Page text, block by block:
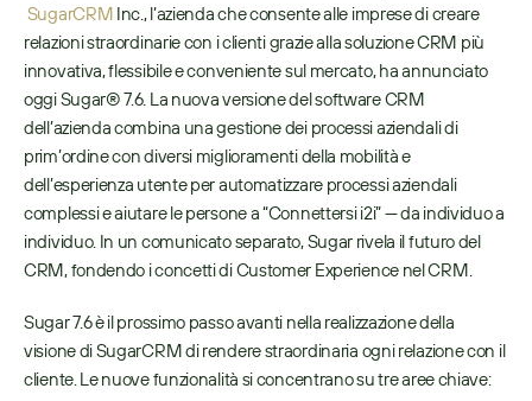
SugarCRM Inc., l’azienda che consente alle imprese di creare
relazioni straordinarie con i clienti grazie alla soluzione CRM più
innovativa, flessibile e conveniente sul mercato, ha annunciato
oggi Sugar® 7.6. La nuova versione del software CRM
dell’azienda combina una gestione dei processi aziendali di
prim’ordine con diversi miglioramenti della mobilità e
dell’esperienza utente per automatizzare processi aziendali
complessi e aiutare le persone a “Connettersi i2i” — da individuo a
individuo. In un comunicato separato, Sugar rivela il futuro del
CRM, fondendo i concetti di Customer Experience nel CRM.
Sugar 7.6 è il prossimo passo avanti nella realizzazione della
visione di SugarCRM di rendere straordinaria ogni relazione con il
cliente. Le nuove funzionalità si concentrano su tre aree chiave: